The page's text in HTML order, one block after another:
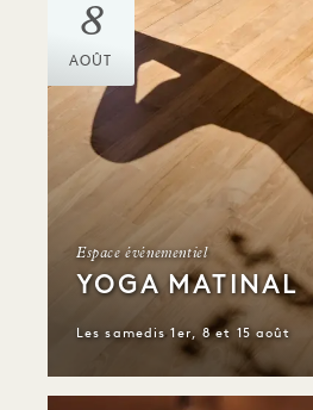
8
AOÛT
Espace événementiel
YOGA MATINAL
Les samedis 1er, 8 et 15 août